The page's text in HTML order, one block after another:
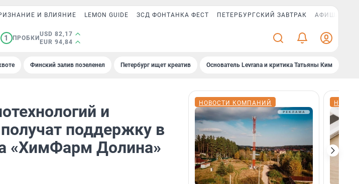
И ВЛИЯНИЕ LEMON GUIDE ЗСД ФОНТАНКА ФЕСТ ПЕТЕРБУРГСКИЙ ЗАВТРАК АФИША PLUS
1 ПРОБКИ
USD 82,17
EUR 94,84
Финский залив позеленел Петербург ищет креатив Основатель Levrana и критика Татьяны Ким
и
поддержку в
«ХимФарм Долина»
НОВОСТИ КОМПАНИЙ